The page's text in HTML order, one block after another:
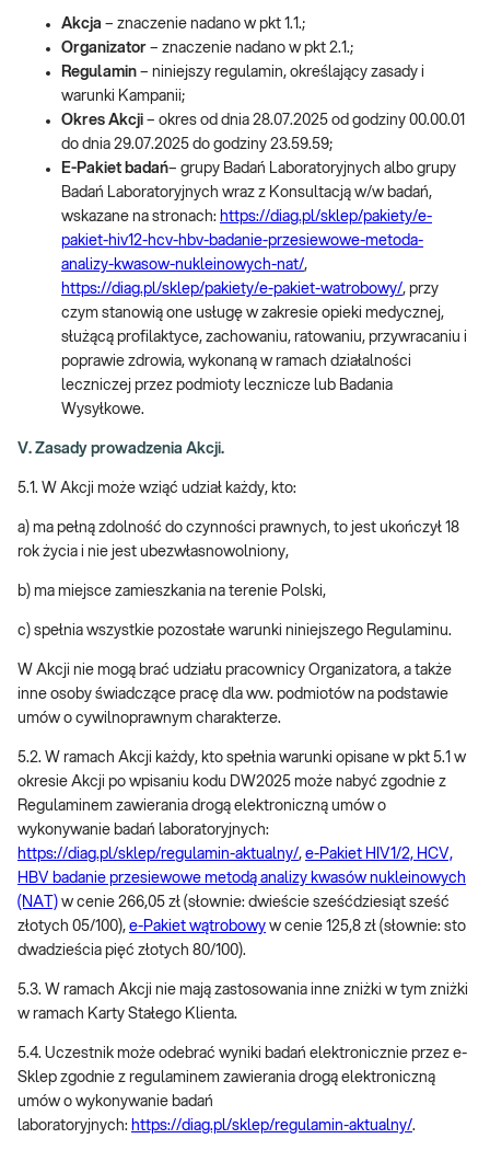
Akcja – znaczenie nadano w pkt 1.1.;
Organizator – znaczenie nadano w pkt 2.1.;
Regulamin – niniejszy regulamin, określający zasady i
warunki Kampanii;
Okres Akcji – okres od dnia 28.07.2025 od godziny 00.00.01
do dnia 29.07.2025 do godziny 23.59.59;
E-Pakiet badań– grupy Badań Laboratoryjnych albo grupy
Badań Laboratoryjnych wraz z Konsultacją w/w badań,
wskazane na stronach: https://diag.pl/sklep/pakiety/e-
pakiet-hiv12-hcv-hbv-badanie-przesiewowe-metoda-
analizy-kwasow-nukleinowych-nat/,
https://diag.pl/sklep/pakiety/e-pakiet-watrobowy/, przy
czym stanowią one usługę w zakresie opieki medycznej,
służącą profilaktyce, zachowaniu, ratowaniu, przywracaniu i
poprawie zdrowia, wykonaną w ramach działalności
leczniczej przez podmioty lecznicze lub Badania
Wysyłkowe.
V. Zasady prowadzenia Akcji.
5.1. W Akcji może wziąć udział każdy, kto:
a) ma pełną zdolność do czynności prawnych, to jest ukończył 18
rok życia i nie jest ubezwłasnowolniony,
b) ma miejsce zamieszkania na terenie Polski,
c) spełnia wszystkie pozostałe warunki niniejszego Regulaminu.
W Akcji nie mogą brać udziału pracownicy Organizatora, a także
inne osoby świadczące pracę dla ww. podmiotów na podstawie
umów o cywilnoprawnym charakterze.
5.2. W ramach Akcji każdy, kto spełnia warunki opisane w pkt 5.1 w
okresie Akcji po wpisaniu kodu DW2025 może nabyć zgodnie z
Regulaminem zawierania drogą elektroniczną umów o
wykonywanie badań laboratoryjnych:
https://diag.pl/sklep/regulamin-aktualny/, e-Pakiet HIV1/2, HCV,
HBV badanie przesiewowe metodą analizy kwasów nukleinowych
(NAT) w cenie 266,05 zł (słownie: dwieście sześćdziesiąt sześć
złotych 05/100), e-Pakiet wątrobowy w cenie 125,8 zł (słownie: sto
dwadzieścia pięć złotych 80/100).
5.3. W ramach Akcji nie mają zastosowania inne zniżki w tym zniżki
w ramach Karty Stałego Klienta.
5.4. Uczestnik może odebrać wyniki badań elektronicznie przez e-
Sklep zgodnie z regulaminem zawierania drogą elektroniczną
umów o wykonywanie badań
laboratoryjnych: https://diag.pl/sklep/regulamin-aktualny/.